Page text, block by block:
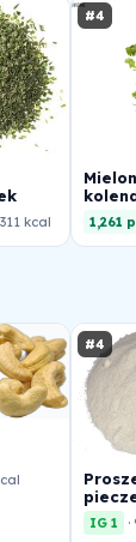
311 kcal
#4
1,261
#4
IG 1